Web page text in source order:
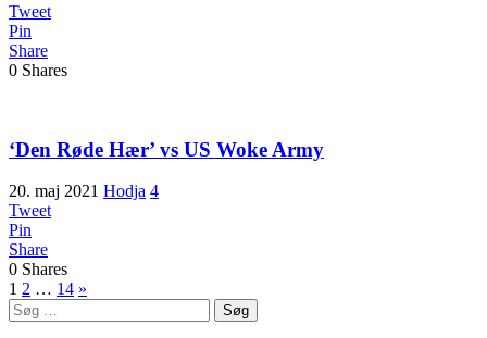
Tweet
Pin
Share
0 Shares
‘Den Røde Hær’ vs US Woke Army
20. maj 2021 Hodja 4
Tweet
Pin
Share
0 Shares
Indlægsinddeling
1 2 … 14 »
Søg
efter: